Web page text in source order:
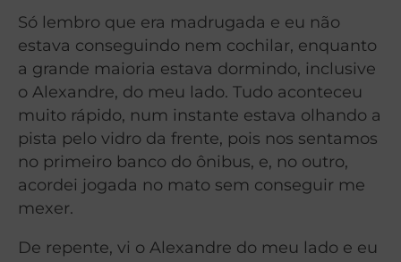
Só lembro que era madrugada e eu não
estava conseguindo nem cochilar, enquanto
a grande maioria estava dormindo, inclusive
o Alexandre, do meu lado. Tudo aconteceu
muito rápido, num instante estava olhando a
pista pelo vidro da frente, pois nos sentamos
no primeiro banco do ônibus, e, no outro,
acordei jogada no mato sem conseguir me
mexer.
De repente, vi o Alexandre do meu lado e eu